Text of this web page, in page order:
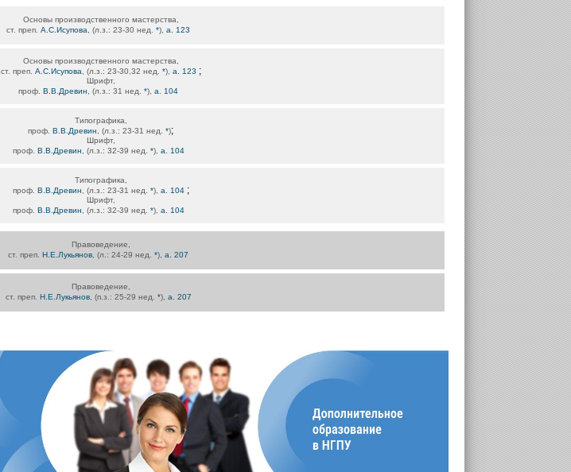
Основы производственного мастерства,
ст. преп. А.С.Исупова , (л.з.: 23-30 нед. *), а. 123
Основы производственного мастерства,
ст. преп. А.С.Исупова , (л.з.: 23-30,32 нед. *), а. 123 ;
Шрифт,
проф. В.В.Древин , (л.з.: 31 нед. *), а. 104
Типографика,
проф. В.В.Древин , (л.з.: 23-31 нед. *);
Шрифт,
проф. В.В.Древин , (л.з.: 32-39 нед. *), а. 104
Типографика,
проф. В.В.Древин , (л.з.: 23-31 нед. *), а. 104 ;
Шрифт,
проф. В.В.Древин , (л.з.: 32-39 нед. *), а. 104
Правоведение,
ст. преп. Н.Е.Лукьянов , (л.: 24-29 нед. *), а. 207
Правоведение,
ст. преп. Н.Е.Лукьянов, (п.з.: 25-29 нед. *), а. 207